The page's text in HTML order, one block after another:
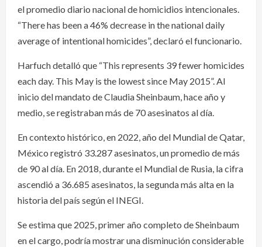
el promedio diario nacional de homicidios intencionales.
“There has been a 46% decrease in the national daily
average of intentional homicides”, declaró el funcionario.
Harfuch detalló que “This represents 39 fewer homicides
each day. This May is the lowest since May 2015”. Al
inicio del mandato de Claudia Sheinbaum, hace año y
medio, se registraban más de 70 asesinatos al día.
En contexto histórico, en 2022, año del Mundial de Qatar,
México registró 33.287 asesinatos, un promedio de más
de 90 al día. En 2018, durante el Mundial de Rusia, la cifra
ascendió a 36.685 asesinatos, la segunda más alta en la
historia del país según el INEGI.
Se estima que 2025, primer año completo de Sheinbaum
en el cargo, podría mostrar una disminución considerable